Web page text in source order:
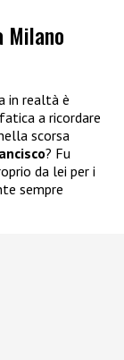
Milano
in realtà è
a ricordare
scorsa
? Fu
da lei per i
sempre